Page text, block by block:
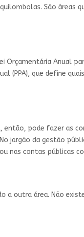
São áreas
Anual
(PPA), que define
pode fazer as
jargão da gestão
nas contas públicas
outra área. Não